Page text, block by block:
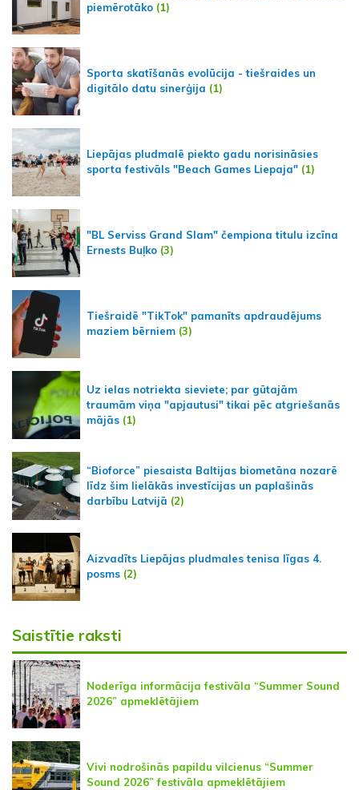
piemērotāko (1)
Sporta skatīšanās evolūcija - tiešraides un
digitālo datu sinerģija (1)
Liepājas pludmalē piekto gadu norisināsies
sporta festivāls "Beach Games Liepaja" (1)
"BL Serviss Grand Slam" čempiona titulu izcīna
Ernests Buļko (3)
Tiešraidē "TikTok" pamanīts apdraudējums
maziem bērniem (3)
Uz ielas notriekta sieviete; par gūtajām
traumām viņa "apjautusi" tikai pēc atgriešanās
mājās (1)
“Bioforce” piesaista Baltijas biometāna nozarē
līdz šim lielākās investīcijas un paplašinās
darbību Latvijā (2)
Aizvadīts Liepājas pludmales tenisa līgas 4.
posms (2)
Saistītie raksti
Noderīga informācija festivāla “Summer Sound
2026” apmeklētājiem
Vivi nodrošinās papildu vilcienus “Summer
Sound 2026” festivāla apmeklētājiem